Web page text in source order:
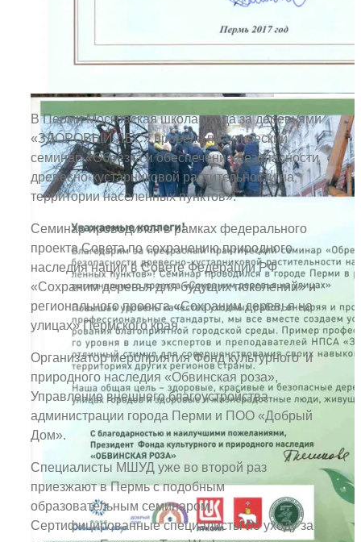
В Перми Московская школа ухода за деревьями
«ЗДОРОВЫЙ ЛЕС» провела практический
семинар «Обрезка и обеспечение безопасности
древесно-кустарниковой растительности на
территории населенных пунктов».
Семинар проводился в рамках федерального
проекта Совета по сохранению природного
наследия нации в Совете Федерации РФ
«Сохраним деревья для будущих поколений» и
регионального проекта «Сохраним деревья на
улицах» Пермского края.
Организатор мероприятия Фонд культурного и
природного наследия «Обвинская роза»,
Управление внешнего благоустройства
администрации города Перми и ПОО «Добрый
Дом».
Специалисты МШУД уже во второй раз
приезжают в Пермь с подобным
образовательным семинаром.
Сертифицированные специалисты по уходу за